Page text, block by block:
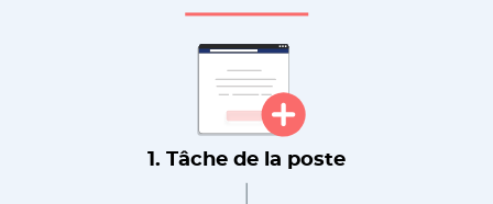
1. Tâche de la poste